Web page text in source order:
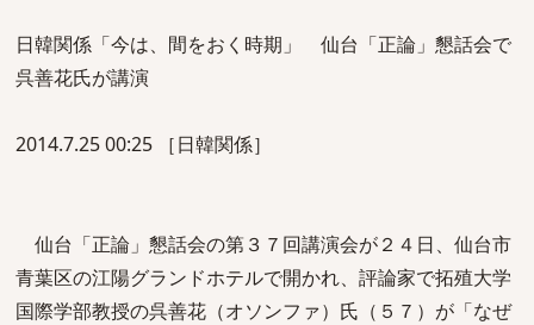
日韓関係「今は、間をおく時期」 仙台「正論」懇話会で
呉善花氏が講演
2014.7.25 00:25 ［日韓関係］
仙台「正論」懇話会の第３７回講演会が２４日、仙台市
青葉区の江陽グランドホテルで開かれ、評論家で拓殖大学
国際学部教授の呉善花（オソンファ）氏（５７）が「なぜ